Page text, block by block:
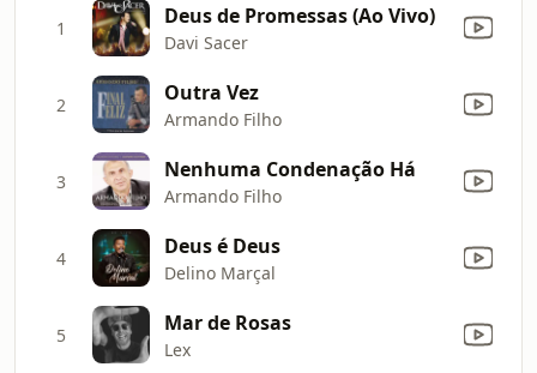
1 Deus de Promessas (Ao Vivo)
Davi Sacer
2 Outra Vez
Armando Filho
3 Nenhuma Condenação Há
Armando Filho
4 Deus é Deus
Delino Marçal
5 Mar de Rosas
Lex